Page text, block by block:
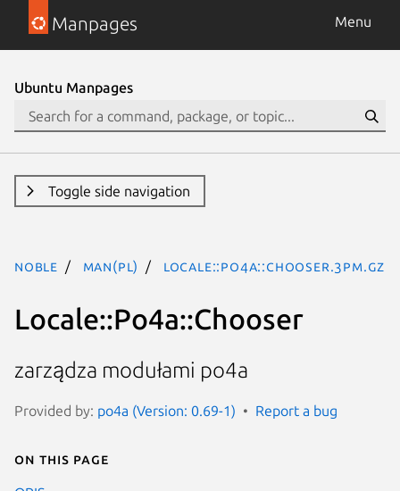
Manpages Menu
Ubuntu Manpages
Toggle side navigation
noble man(pl) Locale::Po4a::Chooser.3pm.gz
Locale::Po4a::Chooser
zarządza modułami po4a
Provided by: po4a (Version: 0.69-1) Report a bug
On this page